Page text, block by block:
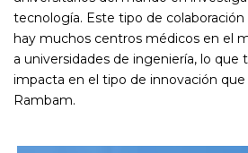
tecnología. Este tipo de colaboración
hay muchos centros médicos en el
a universidades de ingeniería, lo que
impacta en el tipo de innovación que
Rambam.